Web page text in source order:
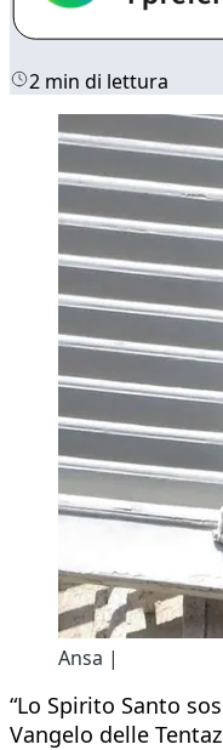
2 min di lettura
Ansa |
“Lo Spirito Santo
Vangelo delle